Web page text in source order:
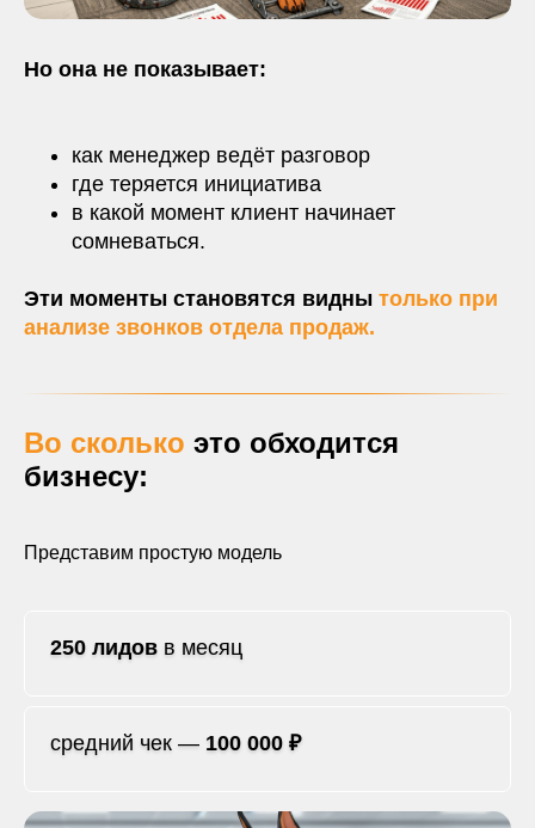
Но она не показывает:
как менеджер ведёт разговор
где теряется инициатива
в какой момент клиент начинает
сомневаться.
Эти моменты становятся видны только при
анализе звонков отдела продаж.
Во сколько это обходится
бизнесу:
Представим простую модель
250 лидов в месяц
средний чек — 100 000 ₽